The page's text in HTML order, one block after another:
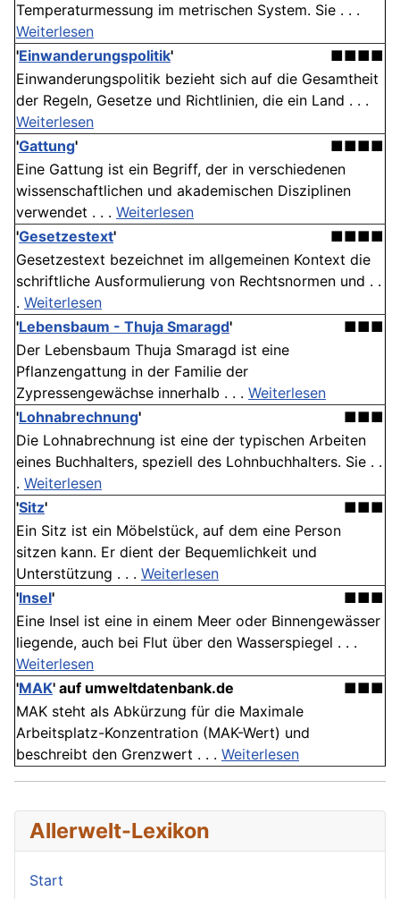
Temperaturmessung im metrischen System. Sie . . .
Weiterlesen
'Einwanderungspolitik'
■■■■
Einwanderungspolitik bezieht sich auf die Gesamtheit
der Regeln, Gesetze und Richtlinien, die ein Land . . .
Weiterlesen
'Gattung'
■■■■
Eine Gattung ist ein Begriff, der in verschiedenen
wissenschaftlichen und akademischen Disziplinen
verwendet . . . Weiterlesen
'Gesetzestext'
■■■■
Gesetzestext bezeichnet im allgemeinen Kontext die
schriftliche Ausformulierung von Rechtsnormen und . .
. Weiterlesen
'Lebensbaum - Thuja Smaragd'
■■■
Der Lebensbaum Thuja Smaragd ist eine
Pflanzengattung in der Familie der
Zypressengewächse innerhalb . . . Weiterlesen
'Lohnabrechnung'
■■■
Die Lohnabrechnung ist eine der typischen Arbeiten
eines Buchhalters, speziell des Lohnbuchhalters. Sie . .
. Weiterlesen
'Sitz'
■■■
Ein Sitz ist ein Möbelstück, auf dem eine Person
sitzen kann. Er dient der Bequemlichkeit und
Unterstützung . . . Weiterlesen
'Insel'
■■■
Eine Insel ist eine in einem Meer oder Binnengewässer
liegende, auch bei Flut über den Wasserspiegel . . .
Weiterlesen
'MAK' auf umweltdatenbank.de
■■■
MAK steht als Abkürzung für die Maximale
Arbeitsplatz-Konzentration (MAK-Wert) und
beschreibt den Grenzwert . . . Weiterlesen
Allerwelt-Lexikon
Start